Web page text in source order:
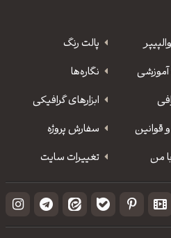
پالت رنگ
آموزشی
نگاره‌ها
ابزارهای گرافیکی
قوانین
سفارش پروژه
من تغییرات سایت